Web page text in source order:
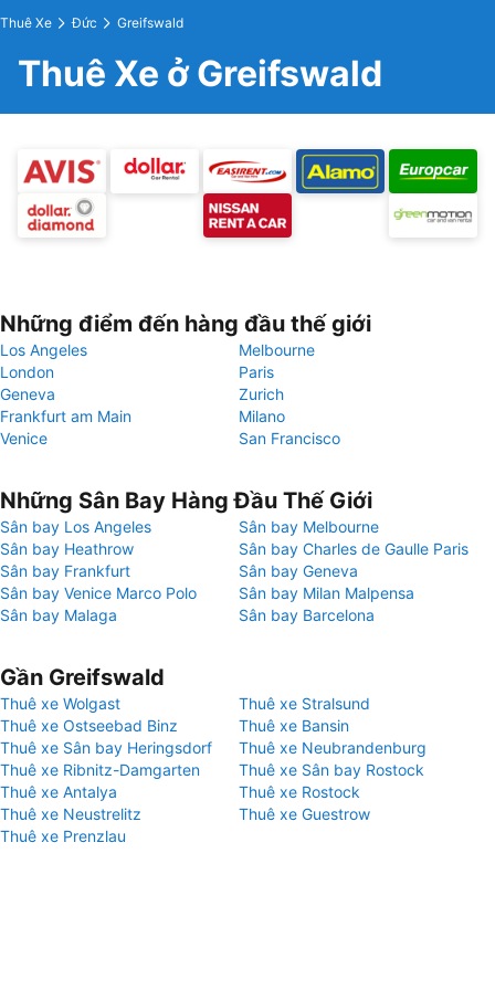
Thuê Xe Đức Greifswald
Thuê Xe ở Greifswald
Những điểm đến hàng đầu thế giới
Los Angeles
Melbourne
London
Paris
Geneva
Zurich
Frankfurt am Main
Milano
Venice
San Francisco
Những Sân Bay Hàng Đầu Thế Giới
Sân bay Los Angeles
Sân bay Melbourne
Sân bay Heathrow
Sân bay Charles de Gaulle Paris
Sân bay Frankfurt
Sân bay Geneva
Sân bay Venice Marco Polo
Sân bay Milan Malpensa
Sân bay Malaga
Sân bay Barcelona
Gần Greifswald
Thuê xe Wolgast
Thuê xe Stralsund
Thuê xe Ostseebad Binz
Thuê xe Bansin
Thuê xe Sân bay Heringsdorf
Thuê xe Neubrandenburg
Thuê xe Ribnitz-Damgarten
Thuê xe Sân bay Rostock
Thuê xe Antalya
Thuê xe Rostock
Thuê xe Neustrelitz
Thuê xe Guestrow
Thuê xe Prenzlau